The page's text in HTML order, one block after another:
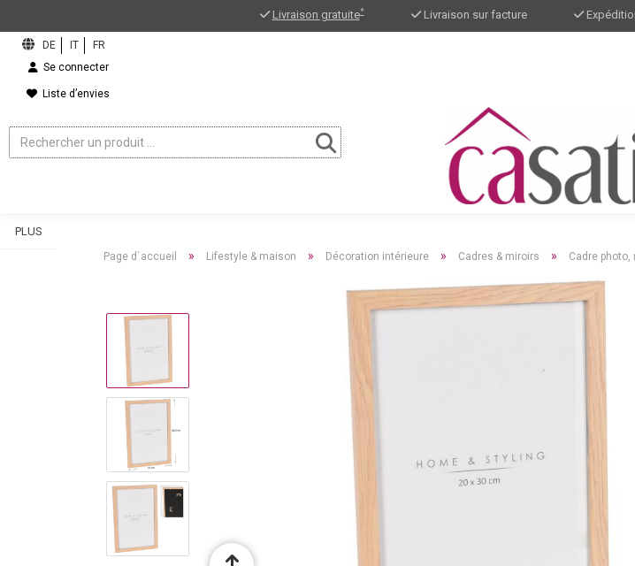
Livraison gratuite* Livraison sur facture
Se connecter
Liste d’envies
PLUS
Page d`accueil » Lifestyle & maison » Décoration intérieure » Cadres & miroirs » Cadre photo,